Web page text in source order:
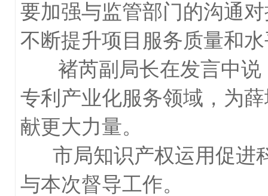
要加强与监管部门的沟通
不断提升项目服务质量和
褚芮副局长在发言中说
专利产业化服务领域，为
献更大力量。
市局知识产权运用促进
与本次督导工作。